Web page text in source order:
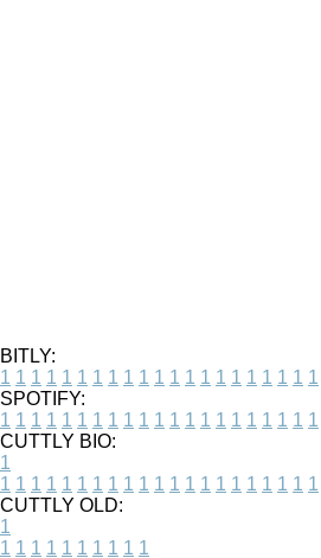
BITLY:
1 1 1 1 1 1 1 1 1 1 1 1 1 1 1 1 1 1 1 1 1
SPOTIFY:
1 1 1 1 1 1 1 1 1 1 1 1 1 1 1 1 1 1 1 1 1
CUTTLY BIO:
1
1 1 1 1 1 1 1 1 1 1 1 1 1 1 1 1 1 1 1 1 1
CUTTLY OLD:
1
1 1 1 1 1 1 1 1 1 1